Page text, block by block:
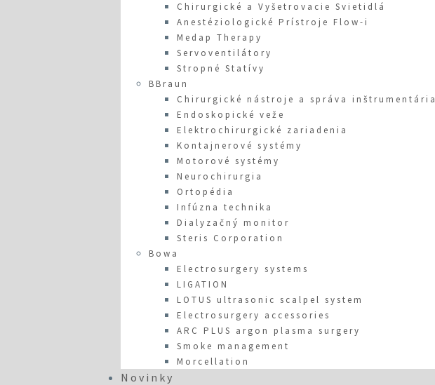
Chirurgické a Vyšetrovacie Svietidlá
Anestéziologické Prístroje Flow-i
Medap Therapy
Servoventilátory
Stropné Statívy
BBraun
Chirurgické nástroje a správa inštrumentária
Endoskopické veže
Elektrochirurgické zariadenia
Kontajnerové systémy
Motorové systémy
Neurochirurgia
Ortopédia
Infúzna technika
Dialyzačný monitor
Steris Corporation
Bowa
Electrosurgery systems
LIGATION
LOTUS ultrasonic scalpel system
Electrosurgery accessories
ARC PLUS argon plasma surgery
Smoke management
Morcellation
Novinky